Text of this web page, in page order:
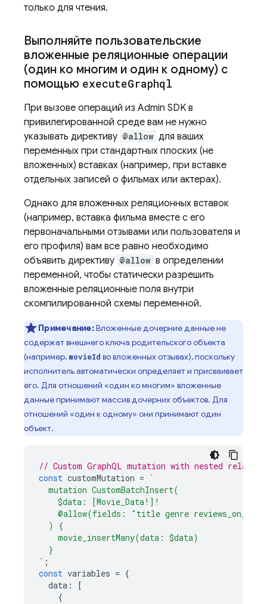
только для чтения.
Выполняйте пользовательские
вложенные реляционные операции
(один ко многим и один к одному) с
помощью executeGraphql
При вызове операций из Admin SDK в
привилегированной среде вам не нужно
указывать директиву @allow для ваших
переменных при стандартных плоских (не
вложенных) вставках (например, при вставке
отдельных записей о фильмах или актерах).
Однако для вложенных реляционных вставок
(например, вставка фильма вместе с его
первоначальными отзывами или пользователя и
его профиля) вам все равно необходимо
объявить директиву @allow в определении
переменной, чтобы статически разрешить
вложенные реляционные поля внутри
скомпилированной схемы переменной.
Примечание:Вложенные дочерние данные не
содержат внешнего ключа родительского объекта
(например, movieId во вложенных отзывах), поскольку
исполнитель автоматически определяет и присваивает
его. Для отношений «один ко многим» вложенные
данные принимают массив дочерних объектов. Для
отношений «один к одному» они принимают один
объект.
// Custom GraphQL mutation with nested
const customMutation =
`
  mutation CustomBatchInsert(
    $data: [Movie_Data!]!
@allow(fields: "title genre
  ) {
    movie_insertMany(data: $data)
  }
` ;
const variables = {
data :
[
{